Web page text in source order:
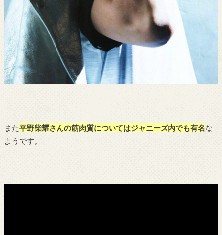
また平野柴耀さんの筋肉質についてはジャニーズ内でも有名な
ようです。